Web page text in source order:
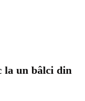
la un bâlci din